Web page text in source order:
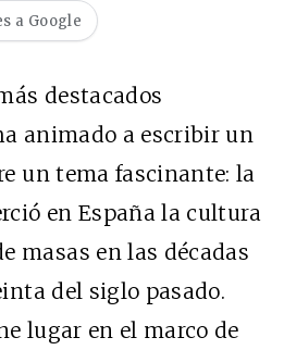
a Google
destacados
animado a escribir un
un tema fascinante: la
en España la cultura
masas en las décadas
del siglo pasado.
lugar en el marco de